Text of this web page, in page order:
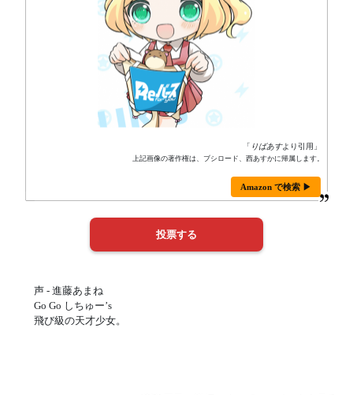
「 りばあすより引用」
上記画像の著作権は、ブシロード、西あすかに帰属します。
Amazon で検索 ▶
声 - 進藤あまね
Go Go しちゅー’s
飛び級の天才少女。